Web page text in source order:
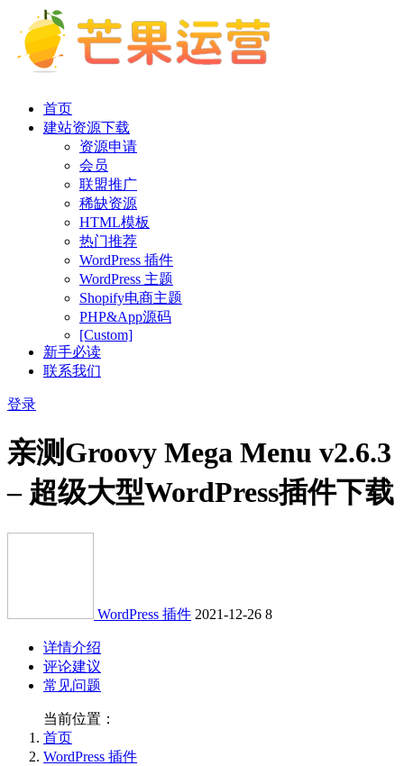
首页
建站资源下载
资源申请
会员
联盟推广
稀缺资源
HTML模板
热门推荐
WordPress 插件
WordPress 主题
Shopify电商主题
PHP&App源码
[Custom]
新手必读
联系我们
登录
亲测Groovy Mega Menu v2.6.3
– 超级大型WordPress插件下载
WordPress 插件 2021-12-26 8
详情介绍
评论建议
常见问题
当前位置：
首页
WordPress 插件